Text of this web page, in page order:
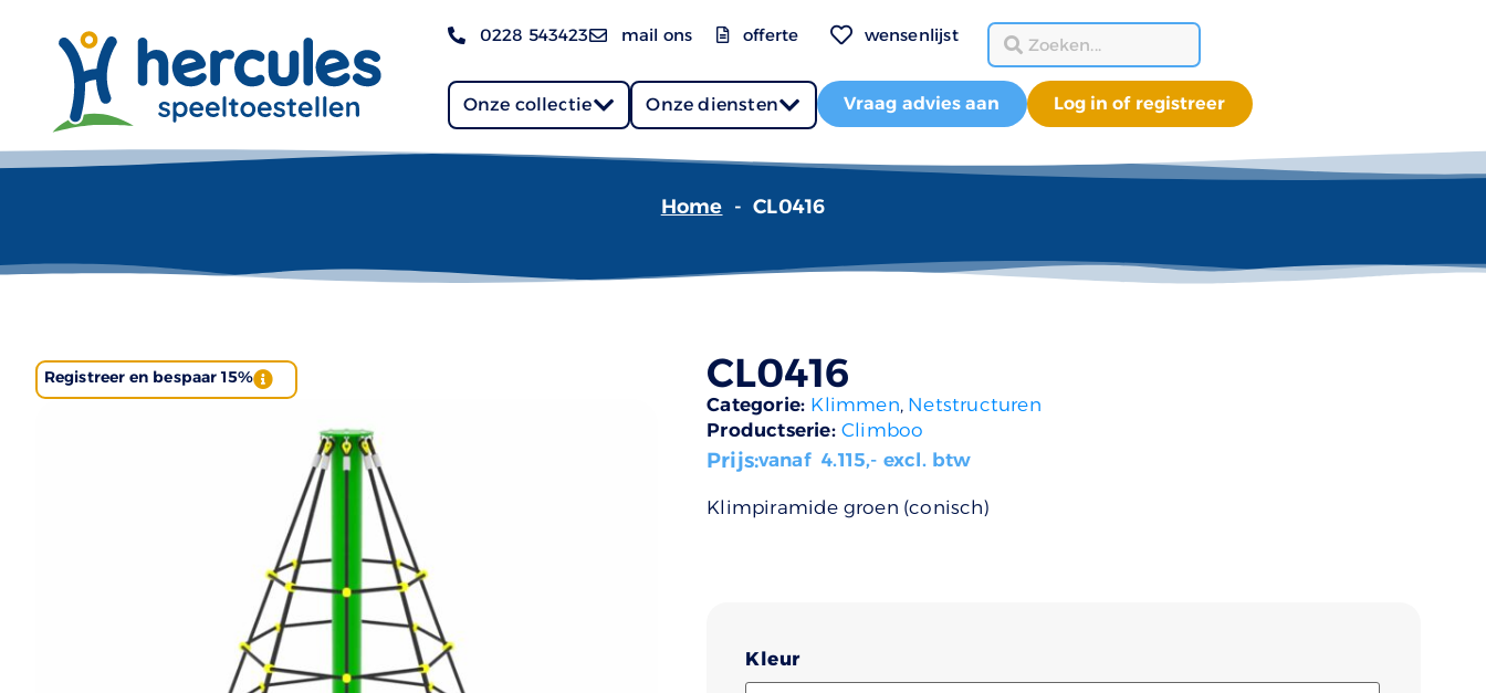
0228 543423 mail ons offerte wensenlijst
Onze collectie Onze diensten Vraag advies aan Log in of registreer
Home - CL0416
Registreer en bespaar 15% CL0416
Categorie: Klimmen, Netstructuren
Productserie:Climboo
Prijs:vanaf 4.115,- excl. btw
Klimpiramide groen (conisch)
Kleur